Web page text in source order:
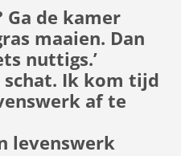
Ga de kamer
maaien. Dan
nuttigs.’
schat. Ik kom tijd
af te
levenswerk